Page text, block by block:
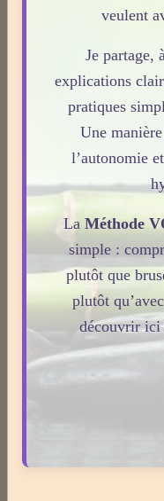
Tarifs (Encarts
À quelle fréquence
Tous les jours
Plusieurs fois par
Une fois par semaine
Une fois par mois
Plus rarement
Voir
885
veulent
Je partage,
explications
pratiques
Une
l’autonomie
La Méthode
simple :
plutôt que
plutôt
découvrir